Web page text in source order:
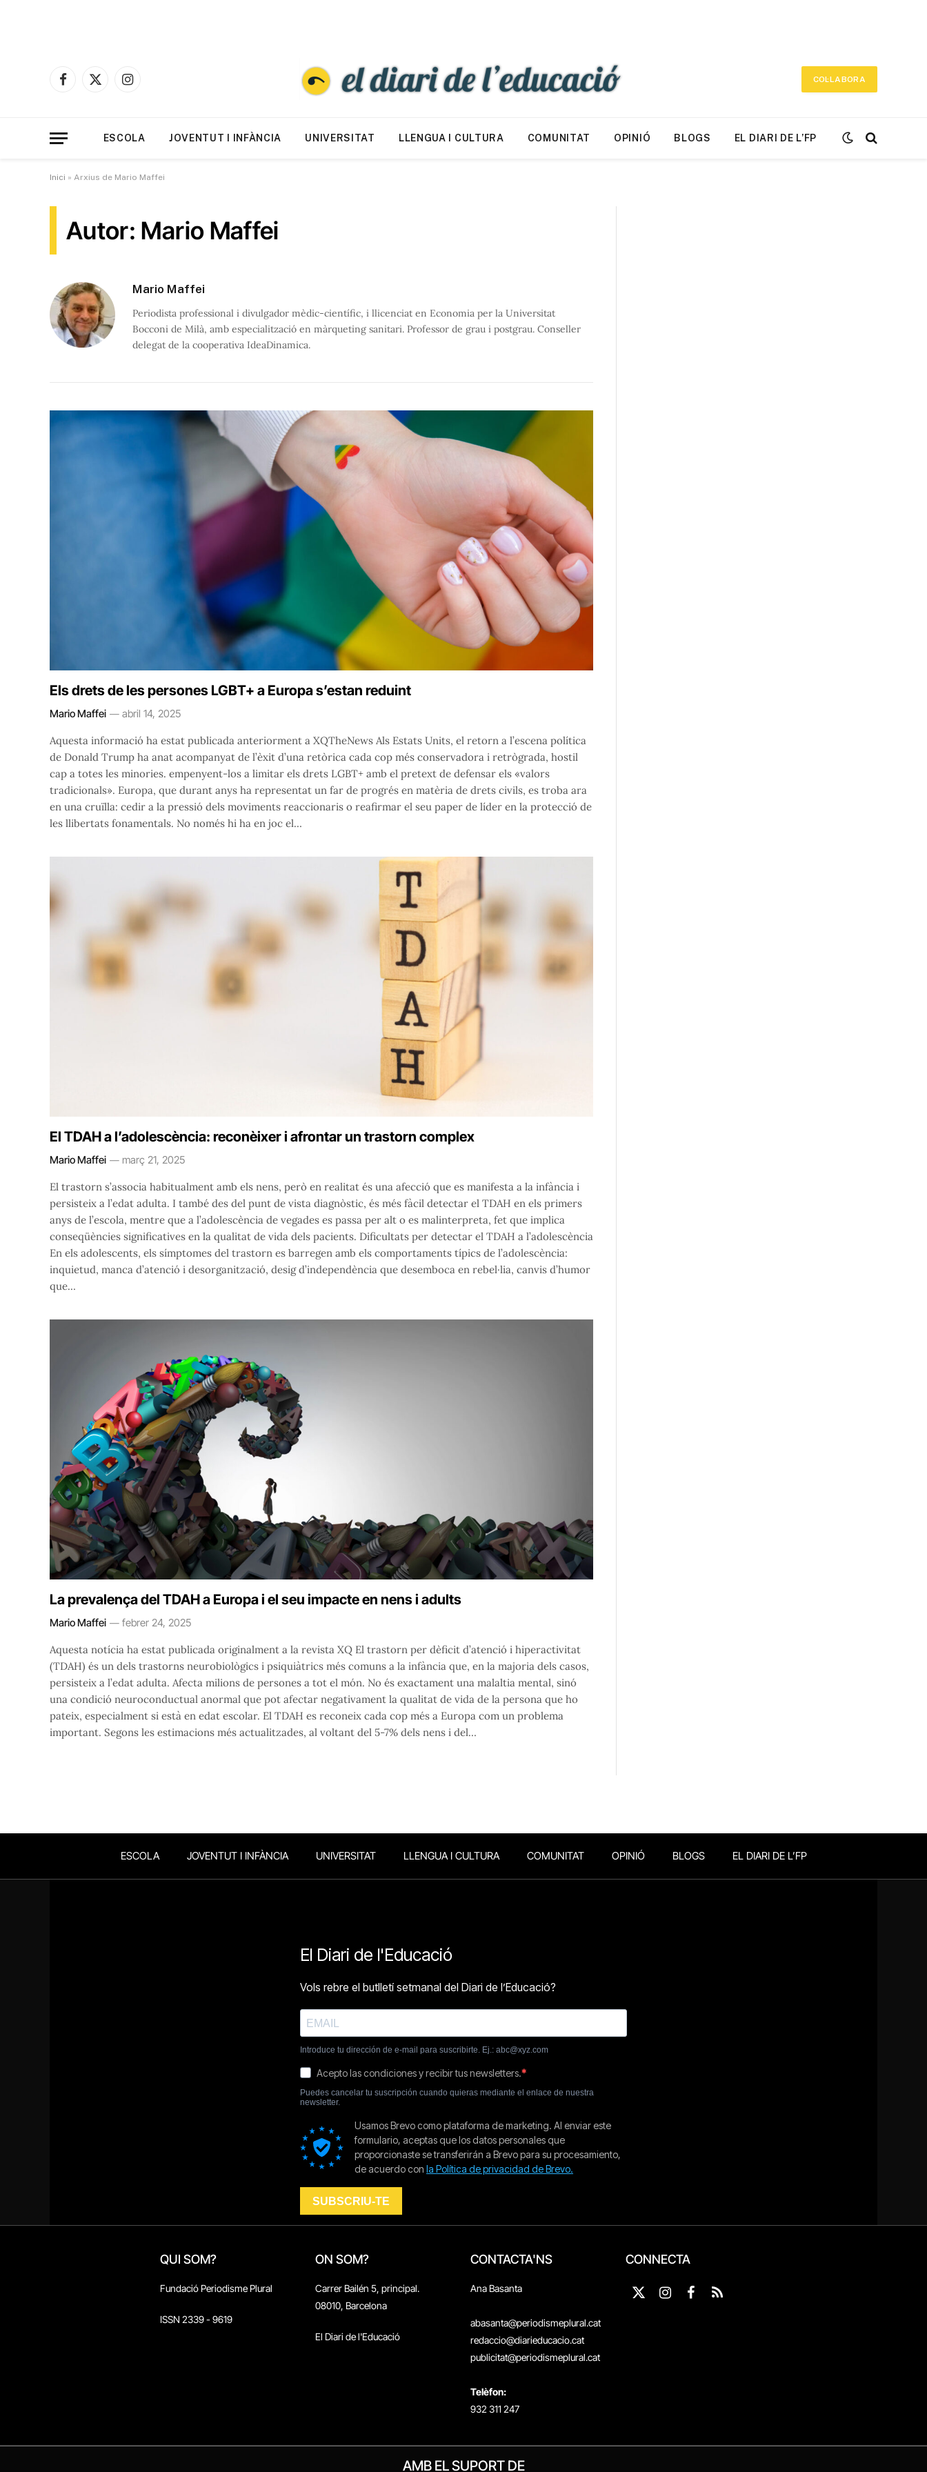
Facebook
X
Instagram
COL·LABORA
ESCOLA JOVENTUT I INFÀNCIA UNIVERSITAT LLENGUA I CULTURA COMUNITAT OPINIÓ BLOGS EL DIARI DE L’FP
Inici » Arxius de Mario Maffei
Autor: Mario Maffei
Mario Maffei
Periodista professional i divulgador mèdic-científic, i llicenciat en Economia per la Universitat
Bocconi de Milà, amb especialització en màrqueting sanitari. Professor de grau i postgrau. Conseller
delegat de la cooperativa IdeaDinamica.
Els drets de les persones LGBT+ a Europa s’estan reduint
Mario Maffei abril 14, 2025
Aquesta informació ha estat publicada anteriorment a XQTheNews Als Estats Units, el retorn a l’escena política
de Donald Trump ha anat acompanyat de l’èxit d’una retòrica cada cop més conservadora i retrògrada, hostil
cap a totes les minories. empenyent-los a limitar els drets LGBT+ amb el pretext de defensar els «valors
tradicionals». Europa, que durant anys ha representat un far de progrés en matèria de drets civils, es troba ara
en una cruïlla: cedir a la pressió dels moviments reaccionaris o reafirmar el seu paper de líder en la protecció de
les llibertats fonamentals. No només hi ha en joc el…
El TDAH a l’adolescència: reconèixer i afrontar un trastorn complex
Mario Maffei març 21, 2025
El trastorn s’associa habitualment amb els nens, però en realitat és una afecció que es manifesta a la infància i
persisteix a l’edat adulta. I també des del punt de vista diagnòstic, és més fàcil detectar el TDAH en els primers
anys de l’escola, mentre que a l’adolescència de vegades es passa per alt o es malinterpreta, fet que implica
conseqüències significatives en la qualitat de vida dels pacients. Dificultats per detectar el TDAH a l’adolescència
En els adolescents, els símptomes del trastorn es barregen amb els comportaments típics de l’adolescència:
inquietud, manca d’atenció i desorganització, desig d’independència que desemboca en rebel·lia, canvis d’humor
que…
La prevalença del TDAH a Europa i el seu impacte en nens i adults
Mario Maffei febrer 24, 2025
Aquesta notícia ha estat publicada originalment a la revista XQ El trastorn per dèficit d’atenció i hiperactivitat
(TDAH) és un dels trastorns neurobiològics i psiquiàtrics més comuns a la infància que, en la majoria dels casos,
persisteix a l’edat adulta. Afecta milions de persones a tot el món. No és exactament una malaltia mental, sinó
una condició neuroconductual anormal que pot afectar negativament la qualitat de vida de la persona que ho
pateix, especialment si està en edat escolar. El TDAH es reconeix cada cop més a Europa com un problema
important. Segons les estimacions més actualitzades, al voltant del 5-7% dels nens i del…
ESCOLA JOVENTUT I INFÀNCIA UNIVERSITAT LLENGUA I CULTURA COMUNITAT OPINIÓ BLOGS EL DIARI DE L’FP
QUI SOM?
Fundació Periodisme Plural
ISSN 2339 - 9619
ON SOM?
Carrer Bailén 5, principal.
08010, Barcelona
El Diari de l'Educació
CONTACTA'NS
Ana Basanta
abasanta@periodismeplural.cat
redaccio@diarieducacio.cat
publicitat@periodismeplural.cat
Telèfon:
932 311 247
CONNECTA
X
Instagram
Facebook
RSS
AMB EL SUPORT DE